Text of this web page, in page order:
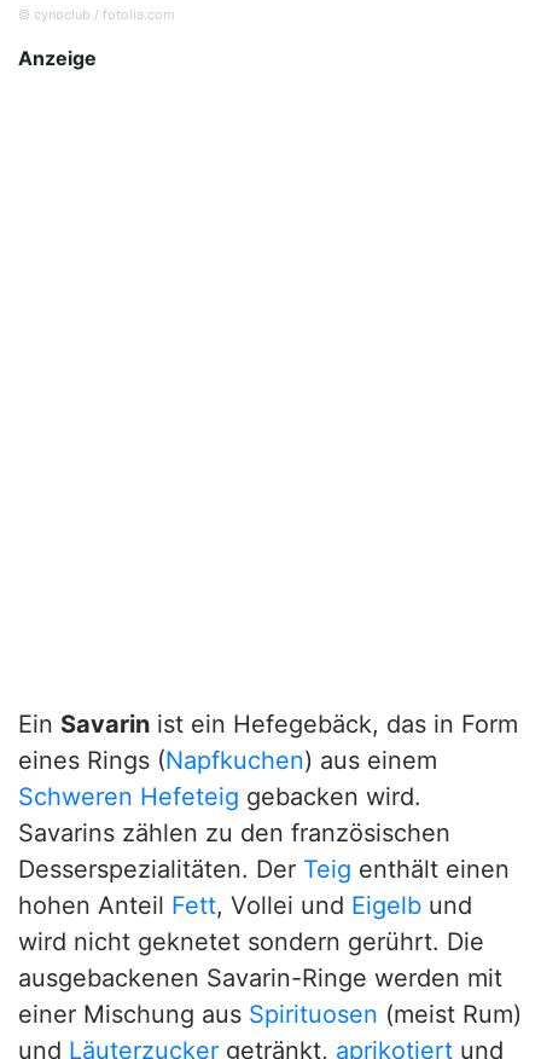
© cynoclub / fotolia.com
Anzeige
Ein Savarin ist ein Hefegebäck, das in Form
eines Rings (Napfkuchen) aus einem
Schweren Hefeteig gebacken wird.
Savarins zählen zu den französischen
Desserspezialitäten. Der Teig enthält einen
hohen Anteil Fett, Vollei und Eigelb und
wird nicht geknetet sondern gerührt. Die
ausgebackenen Savarin-Ringe werden mit
einer Mischung aus Spirituosen (meist Rum)
und Läuterzucker getränkt, aprikotiert und